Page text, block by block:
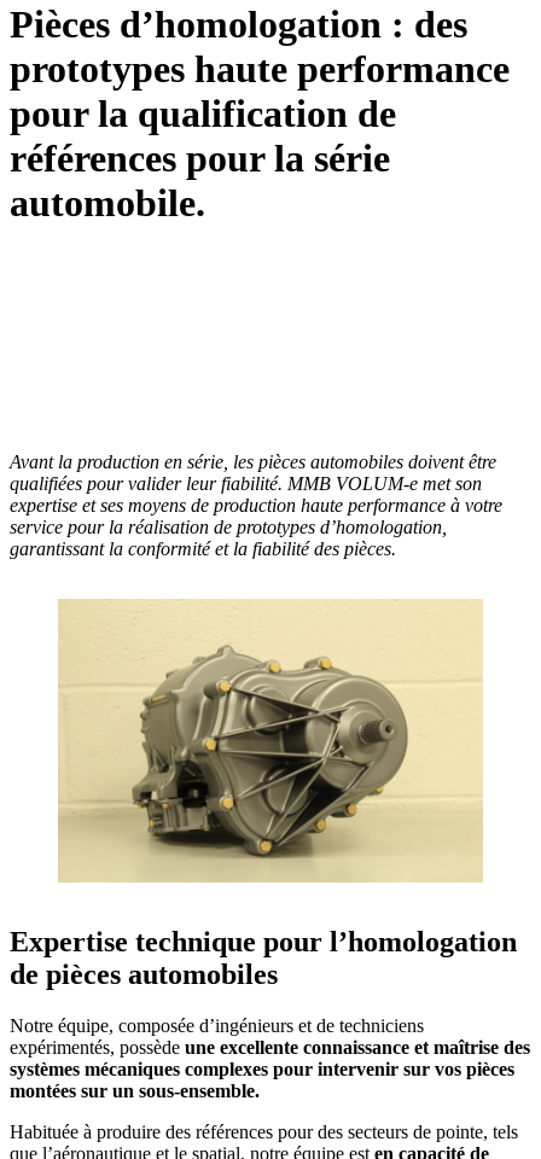
Pièces d’homologation : des
prototypes haute performance
pour la qualification de
références pour la série
automobile.
Avant la production en série, les pièces automobiles doivent être
qualifiées pour valider leur fiabilité. MMB VOLUM-e met son
expertise et ses moyens de production haute performance à votre
service pour la réalisation de prototypes d’homologation,
garantissant la conformité et la fiabilité des pièces.
Expertise technique pour l’homologation
de pièces automobiles
Notre équipe, composée d’ingénieurs et de techniciens
expérimentés, possède une excellente connaissance et maîtrise des
systèmes mécaniques complexes pour intervenir sur vos pièces
montées sur un sous-ensemble.
Habituée à produire des références pour des secteurs de pointe, tels
que l’aéronautique et le spatial, notre équipe est en capacité de